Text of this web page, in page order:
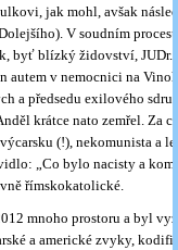
jak mohl, avšak
V soudním procesu
byť blízký židovství, JUDr.
autem v nemocnici na
a předsedu exilového
krátce nato zemřel. Za
(!), nekomunista a
„Co bylo nacisty a
římskokatolické.
mnoho prostoru a byl
a americké zvyky,